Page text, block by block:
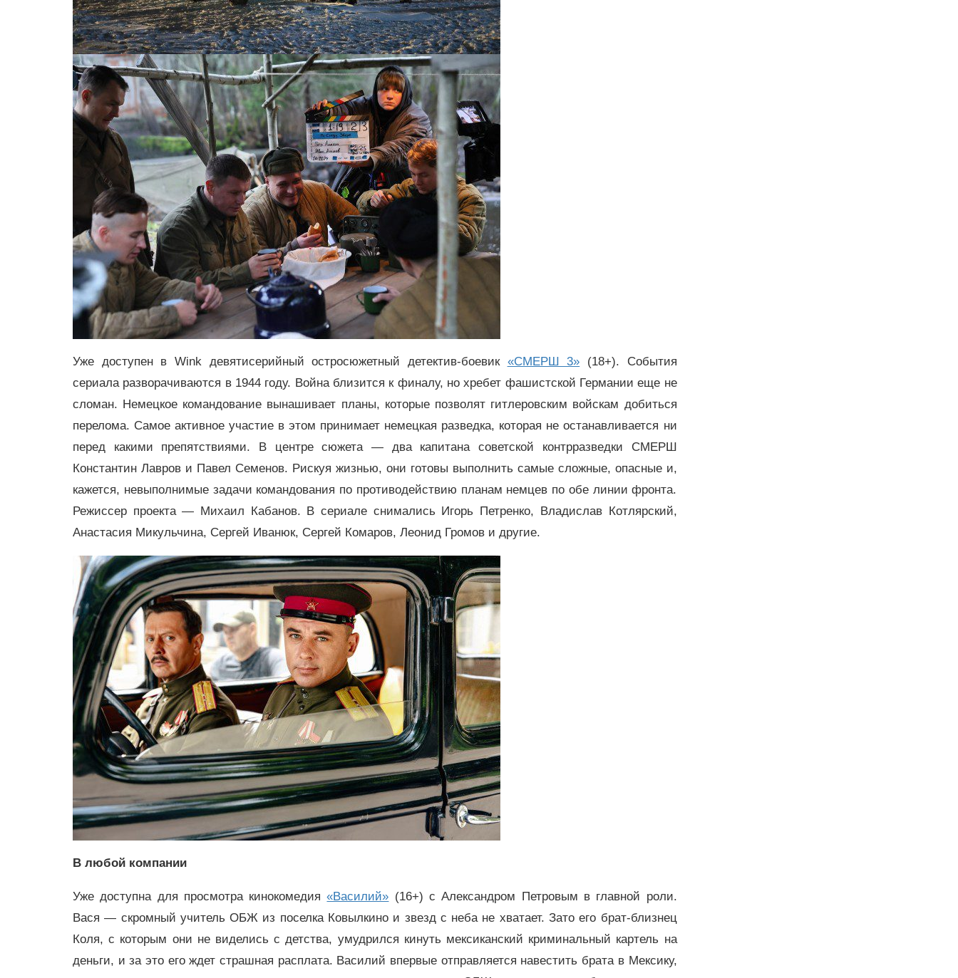
Уже доступен в Wink девятисерийный остросюжетный детектив-боевик «СМЕРШ 3» (18+). События
сериала разворачиваются в 1944 году. Война близится к финалу, но хребет фашистской Германии еще не
сломан. Немецкое командование вынашивает планы, которые позволят гитлеровским войскам добиться
перелома. Самое активное участие в этом принимает немецкая разведка, которая не останавливается ни
перед какими препятствиями. В центре сюжета — два капитана советской контрразведки СМЕРШ
Константин Лавров и Павел Семенов. Рискуя жизнью, они готовы выполнить самые сложные, опасные и,
кажется, невыполнимые задачи командования по противодействию планам немцев по обе линии фронта.
Режиссер проекта — Михаил Кабанов. В сериале снимались Игорь Петренко, Владислав Котлярский,
Анастасия Микульчина, Сергей Иванюк, Сергей Комаров, Леонид Громов и другие.
В любой компании
Уже доступна для просмотра кинокомедия«Василий» (16+) с Александром Петровым в главной роли.
Вася — скромный учитель ОБЖ из поселка Ковылкино и звезд с неба не хватает. Зато его брат-близнец
Коля, с которым они не виделись с детства, умудрился кинуть мексиканский криминальный картель на
деньги, и за это его ждет страшная расплата. Василий впервые отправляется навестить брата в Мексику,